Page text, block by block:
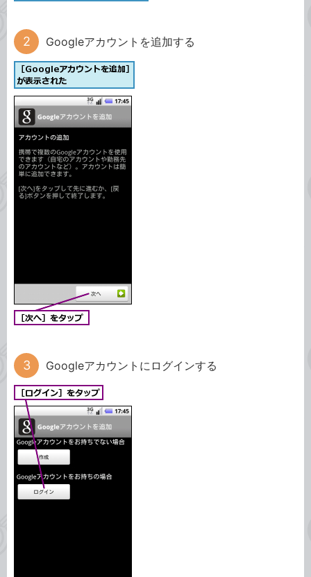
Googleアカウントを追加する
Googleアカウントにログインする